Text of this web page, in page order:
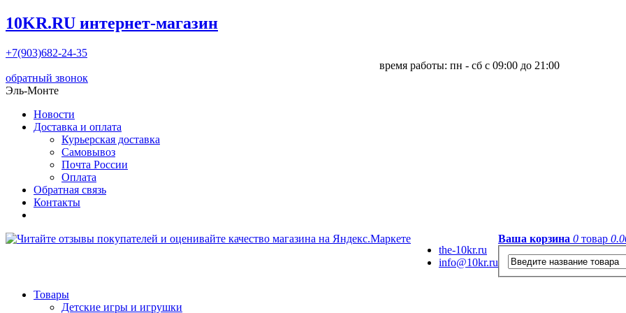
10KR.RU интернет-магазин
+7(903)682-24-35
время работы: пн - сб с 09:00 до 21:00
обратный звонок
Эль-Монте
Новости
Доставка и оплата
Курьерская доставка
Самовывоз
Почта России
Оплата
Обратная связь
Контакты
the-10kr.ru
info@10kr.ru
Ваша корзина 0 товар
Товары
Детские игры и игрушки